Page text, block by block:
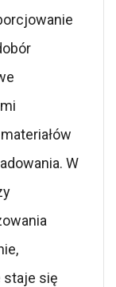
W
staje się